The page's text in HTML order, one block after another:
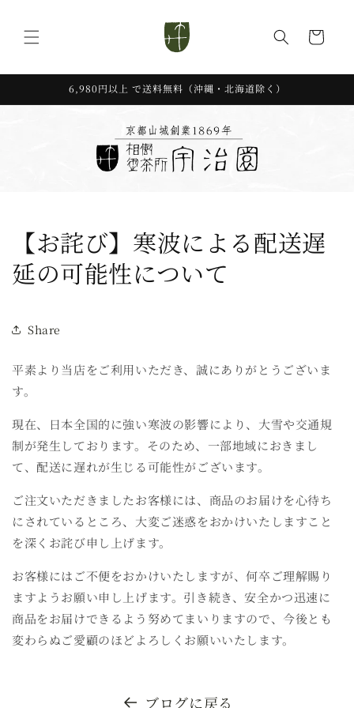
進む
ー
6,980円以上 で送料無料（沖縄・北海道除く）
【お詫び】寒波による配送遅
延の可能性について
Share
平素より当店をご利用いただき、誠にありがとうございま
す。
現在、日本全国的に強い寒波の影響により、大雪や交通規
制が発生しております。そのため、一部地域におきまし
て、配送に遅れが生じる可能性がございます。
ご注文いただきましたお客様には、商品のお届けを心待ち
にされているところ、大変ご迷惑をおかけいたしますこと
を深くお詫び申し上げます。
お客様にはご不便をおかけいたしますが、何卒ご理解賜り
ますようお願い申し上げます。引き続き、安全かつ迅速に
商品をお届けできるよう努めてまいりますので、今後とも
変わらぬご愛顧のほどよろしくお願いいたします。
ブログに戻る